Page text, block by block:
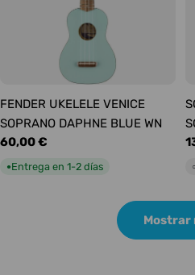
FENDER UKELELE VENICE
SOPRANO DAPHNE BLUE WN
Precio
habitual
60,00 €
●Entrega en 1-2 días ○
Mostrar